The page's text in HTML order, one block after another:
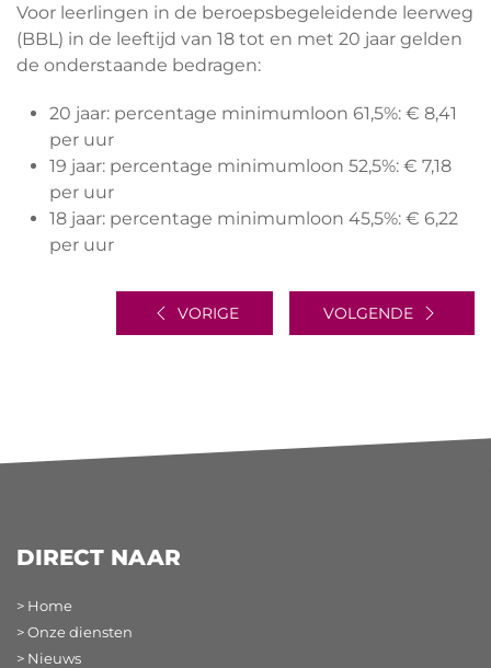
Voor leerlingen in de beroepsbegeleidende leerweg
(BBL) in de leeftijd van 18 tot en met 20 jaar gelden
de onderstaande bedragen:
20 jaar: percentage minimumloon 61,5%: € 8,41
per uur
19 jaar: percentage minimumloon 52,5%: € 7,18
per uur
18 jaar: percentage minimumloon 45,5%: € 6,22
per uur
VORIGE VOLGENDE
DIRECT NAAR
> Home
> Onze diensten
> Nieuws